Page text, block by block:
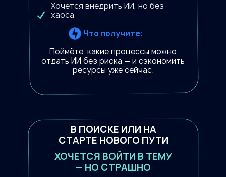
Хочется внедрить ИИ, но без
хаоса
Что получите:
Поймёте, какие процессы можно
отдать ИИ без риска — и сэкономить
ресурсы уже сейчас.
ХОЧЕТСЯ ВОЙТИ В ТЕМУ
— НО СТРАШНО
В ПОИСКЕ ИЛИ НА
СТАРТЕ НОВОГО ПУТИ